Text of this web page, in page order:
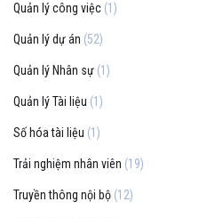
Quản lý công việc (1)
Quản lý dự án (52)
Quản lý Nhân sự (1)
Quản lý Tài liệu (1)
Số hóa tài liệu (1)
Trải nghiệm nhân viên (19)
Truyền thông nội bộ (12)